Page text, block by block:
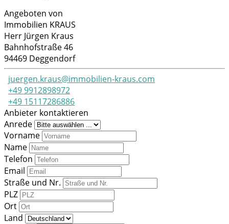
Angeboten von
Immobilien KRAUS
Herr Jürgen Kraus
Bahnhofstraße46
94469 Deggendorf
juergen.kraus@immobilien-kraus.com
+49 9912898972
+49 15117286886
Anbieter kontaktieren
Anrede
Vorname
Name
Telefon
Email
Straße und Nr.
PLZ
Ort
Land